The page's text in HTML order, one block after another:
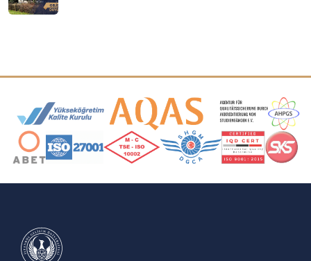
Akreditasyon ve Üyelik Logoları